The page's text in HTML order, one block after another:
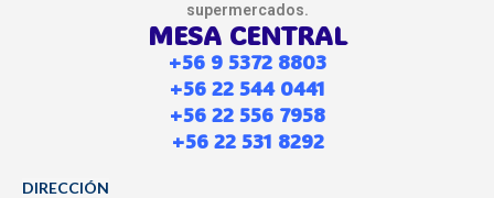
supermercados.
MESA CENTRAL
+56 9 5372 8803
+56 22 544 0441
+56 22 556 7958
+56 22 531 8292
DIRECCIÓN